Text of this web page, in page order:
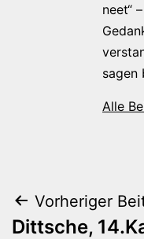
neet“
sagen
Alle
Vorheriger
Dittsche,